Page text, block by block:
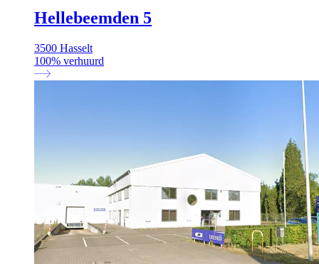
Hellebeemden 5
3500 Hasselt
100% verhuurd